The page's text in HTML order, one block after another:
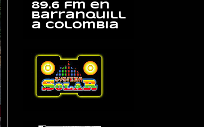
89.6 fm en
Barranquill
a Colombia